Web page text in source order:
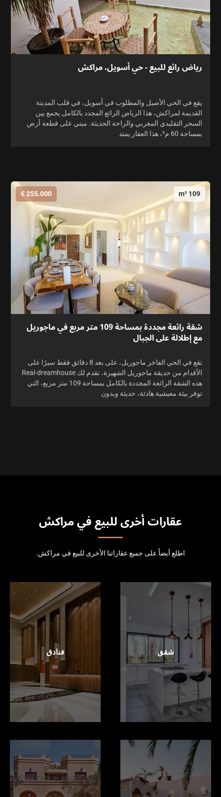
رياض رائع للبيع - حي أسويل، مراكش
يقع في الحي الأصيل والمطلوب في أسويل، في قلب المدينة
القديمة لمراكش، هذا الرياض الرائع المجدد بالكامل يجمع بين
السحر التقليدي المغربي والراحة الحديثة. مبني على قطعة أرض
بمساحة 60 م²، هذا العقار يمتد
109 m²
255.000 €
شقة رائعة مجددة بمساحة 109 متر مربع في ماجوريل
مع إطلالة على الجبال
تقع في الحي الفاخر ماجوريل، على بعد 8 دقائق فقط سيرًا على
الأقدام من حديقة ماجوريل الشهيرة، تقدم لك Real-dreamhouse
هذه الشقة الرائعة المجددة بالكامل بمساحة 109 متر مربع، التي
توفر بيئة معيشية هادئة، حديثة وبدون
عقارات أخرى للبيع في مراكش
اطلع أيضاً على جميع عقاراتنا الأخرى للبيع في مراكش.
شقق فنادق